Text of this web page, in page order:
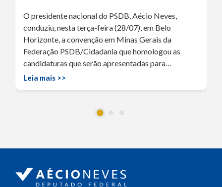
O presidente nacional do PSDB, Aécio Neves,
conduziu, nesta terça-feira (28/07), em Belo
Horizonte, a convenção em Minas Gerais da
Federação PSDB/Cidadania que homologou as
candidaturas que serão apresentadas para…
Leia mais >>